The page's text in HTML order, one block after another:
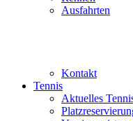
Ausfahrten
Kontakt
Tennis
Aktuelles